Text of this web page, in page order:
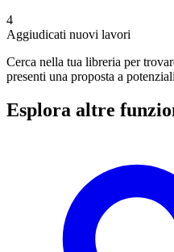
4
Aggiudicati nuovi lavori
Cerca nella tua libreria per
presenti una proposta a
Esplora altre